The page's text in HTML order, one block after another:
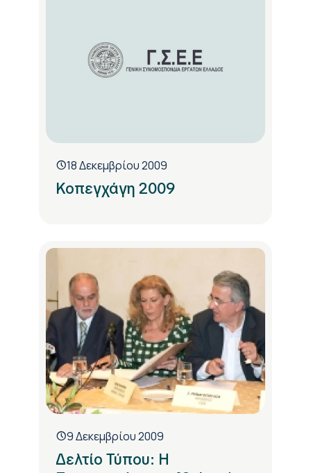
18 Δεκεμβρίου 2009
Κοπεγχάγη 2009
9 Δεκεμβρίου 2009
Δελτίο Τύπου: Η